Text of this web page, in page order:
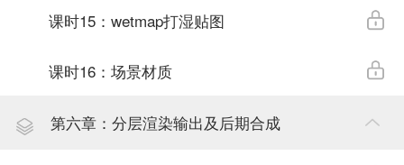
课时15：wetmap打湿贴图
课时16：场景材质
第六章：分层渲染输出及后期合成